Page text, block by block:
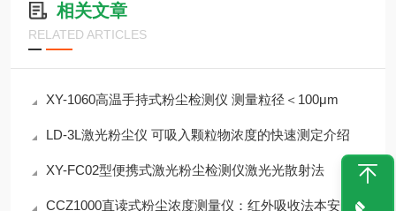
相关文章
RELATED ARTICLES
XY-1060高温手持式粉尘检测仪 测量粒径＜100μm
LD-3L激光粉尘仪 可吸入颗粒物浓度的快速测定介绍
XY-FC02型便携式激光粉尘检测仪激光光散射法
CCZ1000直读式粉尘浓度测量仪：红外吸收法本安防爆设计